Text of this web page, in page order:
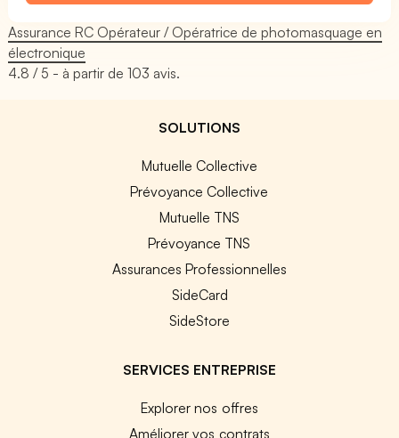
Assurance RC Opérateur / Opératrice de photomasquage en
électronique
4.8 / 5 - à partir de103 avis.
SOLUTIONS
Mutuelle Collective
Prévoyance Collective
Mutuelle TNS
Prévoyance TNS
Assurances Professionnelles
SideCard
SideStore
SERVICES ENTREPRISE
Explorer nos offres
Améliorer vos contrats